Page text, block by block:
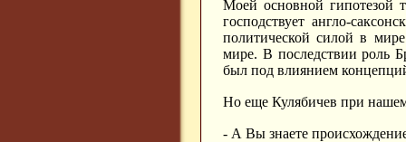
Моей основной гипотезой
господствует англо-
политической силой в
мире. В последствии роль
был под влиянием
Но еще Кулябичев при
- А Вы знаете